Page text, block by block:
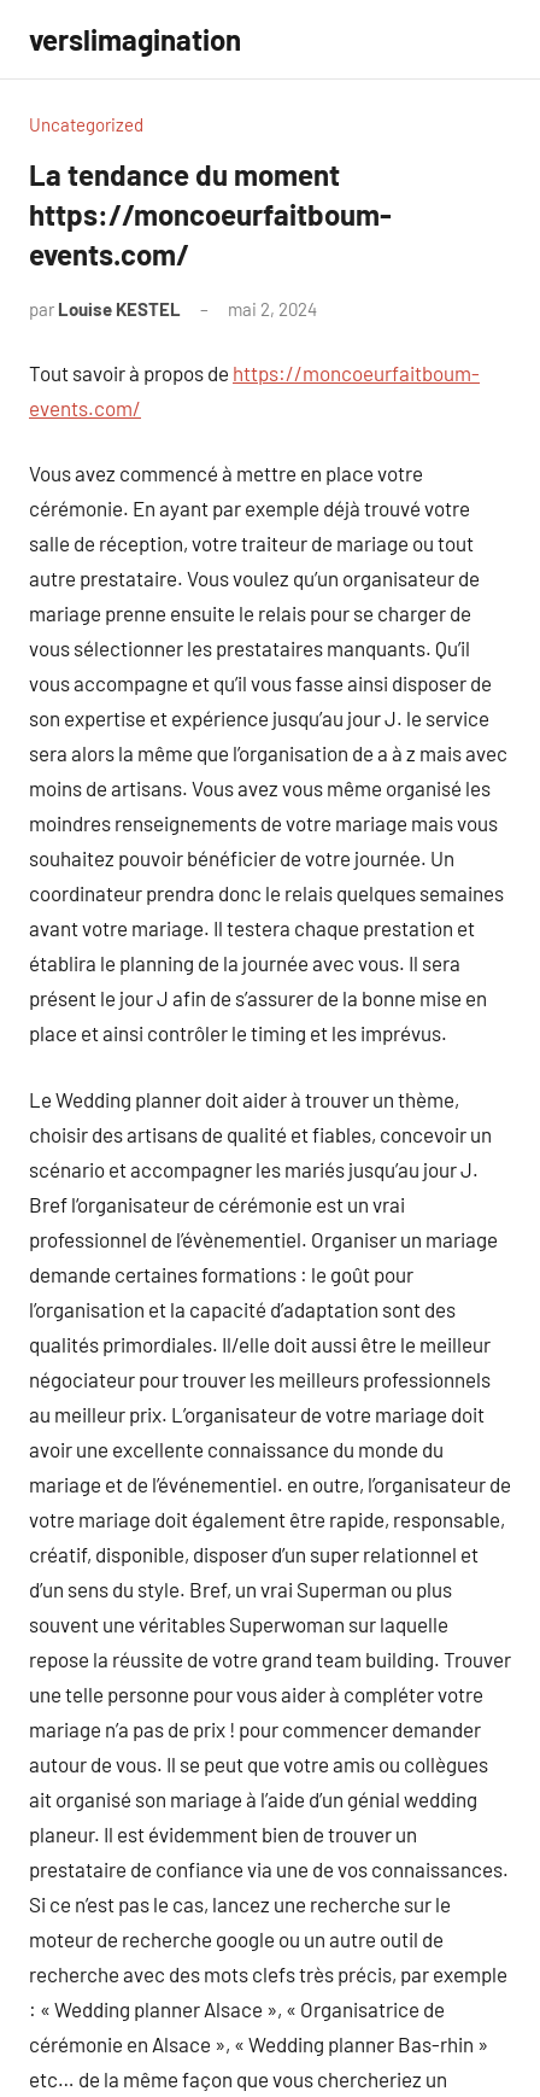
contenu
verslimagination
Uncategorized
La tendance du moment
https://moncoeurfaitboum-
events.com/
par Louise KESTEL mai 2, 2024
Tout savoir à propos de https://moncoeurfaitboum-
events.com/
Vous avez commencé à mettre en place votre
cérémonie. En ayant par exemple déjà trouvé votre
salle de réception, votre traiteur de mariage ou tout
autre prestataire. Vous voulez qu’un organisateur de
mariage prenne ensuite le relais pour se charger de
vous sélectionner les prestataires manquants. Qu’il
vous accompagne et qu’il vous fasse ainsi disposer de
son expertise et expérience jusqu’au jour J. le service
sera alors la même que l’organisation de a à z mais avec
moins de artisans. Vous avez vous même organisé les
moindres renseignements de votre mariage mais vous
souhaitez pouvoir bénéficier de votre journée. Un
coordinateur prendra donc le relais quelques semaines
avant votre mariage. Il testera chaque prestation et
établira le planning de la journée avec vous. Il sera
présent le jour J afin de s’assurer de la bonne mise en
place et ainsi contrôler le timing et les imprévus.
Le Wedding planner doit aider à trouver un thème,
choisir des artisans de qualité et fiables, concevoir un
scénario et accompagner les mariés jusqu’au jour J.
Bref l‘organisateur de cérémonie est un vrai
professionnel de l’évènementiel. Organiser un mariage
demande certaines formations : le goût pour
l’organisation et la capacité d’adaptation sont des
qualités primordiales. Il/elle doit aussi être le meilleur
négociateur pour trouver les meilleurs professionnels
au meilleur prix. L’organisateur de votre mariage doit
avoir une excellente connaissance du monde du
mariage et de l’événementiel. en outre, l’organisateur de
votre mariage doit également être rapide, responsable,
créatif, disponible, disposer d’un super relationnel et
d’un sens du style. Bref, un vrai Superman ou plus
souvent une véritables Superwoman sur laquelle
repose la réussite de votre grand team building. Trouver
une telle personne pour vous aider à compléter votre
mariage n’a pas de prix ! pour commencer demander
autour de vous. Il se peut que votre amis ou collègues
ait organisé son mariage à l’aide d’un génial wedding
planeur. Il est évidemment bien de trouver un
prestataire de confiance via une de vos connaissances.
Si ce n’est pas le cas, lancez une recherche sur le
moteur de recherche google ou un autre outil de
recherche avec des mots clefs très précis, par exemple
: « Wedding planner Alsace », « Organisatrice de
cérémonie en Alsace », « Wedding planner Bas-rhin »
etc… de la même façon que vous chercheriez un